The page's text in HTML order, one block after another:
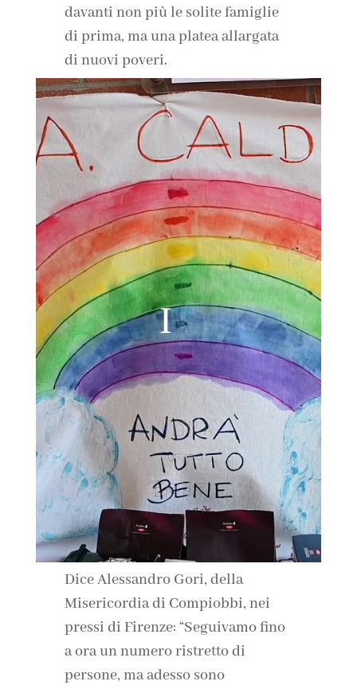
davanti non più le solite famiglie
di prima, ma una platea allargata
di nuovi poveri.
Dice Alessandro Gori, della
Misericordia di Compiobbi, nei
pressi di Firenze: “Seguivamo fino
a ora un numero ristretto di
persone, ma adesso sono